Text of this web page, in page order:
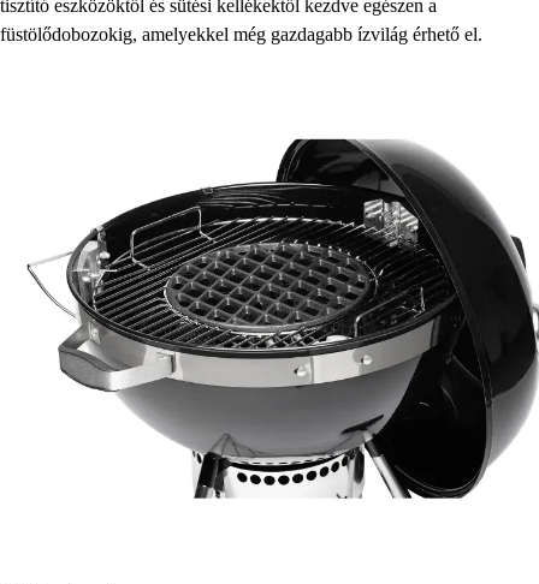
tisztító eszközöktől és sütési kellékektől kezdve egészen a
füstölődobozokig, amelyekkel még gazdagabb ízvilág érhető el.